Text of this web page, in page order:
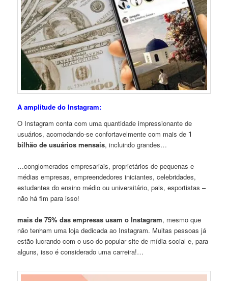
A amplitude do Instagram:
O Instagram conta com uma quantidade impressionante de
usuários, acomodando-se confortavelmente com mais de1
bilhão de usuários mensais, incluindo grandes…
…conglomerados empresariais, proprietários de pequenas e
médias empresas, empreendedores iniciantes, celebridades,
estudantes do ensino médio ou universitário, pais, esportistas –
não há fim para isso!
mais de 75% das empresas usam o Instagram, mesmo que
não tenham uma loja dedicada ao Instagram. Muitas pessoas já
estão lucrando com o uso do popular site de mídia social e, para
alguns, isso é considerado uma carreira!…